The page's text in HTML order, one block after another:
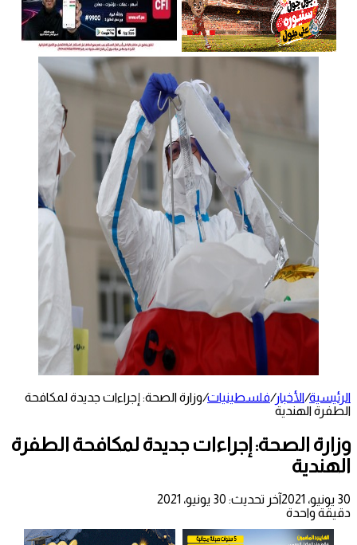
الرئيسية/الأخبار/فلسطينيات/وزارة الصحة: إجراءات جديدة لمكافحة
الطفرة الهندية
وزارة الصحة: إجراءات جديدة لمكافحة الطفرة
الهندية
30 يونيو، 2021
آخر تحديث: 30 يونيو، 2021
دقيقة واحدة